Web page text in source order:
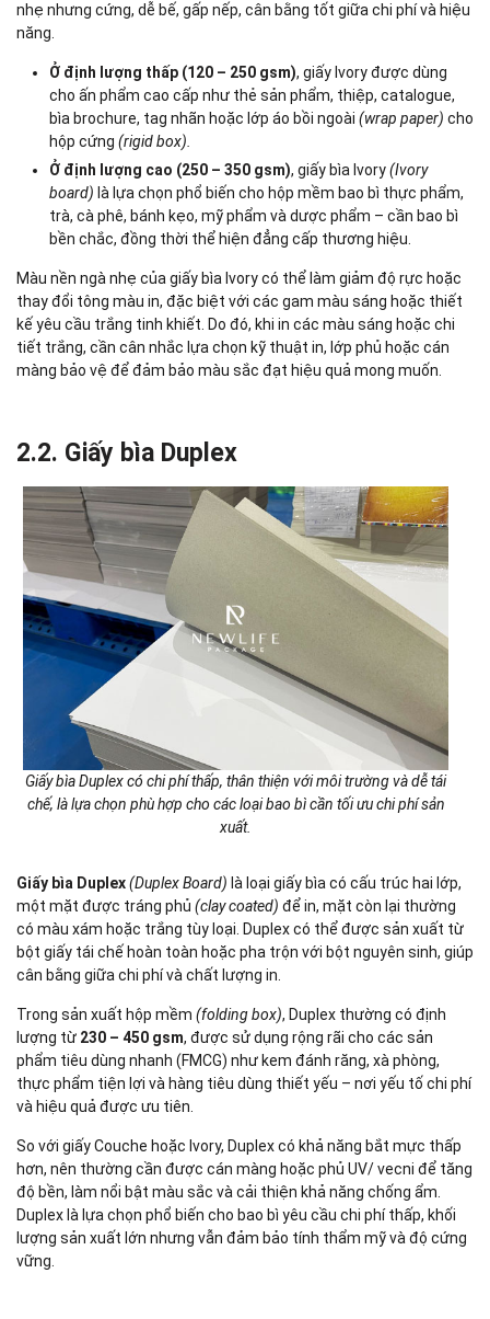
nhẹ nhưng cứng, dễ bế, gấp nếp, cân bằng tốt giữa chi phí và hiệu
năng.
Ở định lượng thấp (120 – 250 gsm), giấy Ivory được dùng
cho ấn phẩm cao cấp như thẻ sản phẩm, thiệp, catalogue,
bìa brochure, tag nhãn hoặc lớp áo bồi ngoài (wrap paper) cho
hộp cứng (rigid box).
Ở định lượng cao (250 – 350 gsm), giấy bìa Ivory(Ivory
board) là lựa chọn phổ biến cho hộp mềm bao bì thực phẩm,
trà, cà phê, bánh kẹo, mỹ phẩm và dược phẩm – cần bao bì
bền chắc, đồng thời thể hiện đẳng cấp thương hiệu.
Màu nền ngà nhẹ của giấy bìa Ivory có thể làm giảm độ rực hoặc
thay đổi tông màu in, đặc biệt với các gam màu sáng hoặc thiết
kế yêu cầu trắng tinh khiết. Do đó, khi in các màu sáng hoặc chi
tiết trắng, cần cân nhắc lựa chọn kỹ thuật in, lớp phủ hoặc cán
màng bảo vệ để đảm bảo màu sắc đạt hiệu quả mong muốn.
2.2. Giấy bìa Duplex
Giấy bìa Duplex có chi phí thấp, thân thiện với môi trường và dễ tái
chế, là lựa chọn phù hợp cho các loại bao bì cần tối ưu chi phí sản
xuất.
Giấy bìa Duplex(Duplex Board) là loại giấy bìa có cấu trúc hai lớp,
một mặt được tráng phủ (clay coated) để in, mặt còn lại thường
có màu xám hoặc trắng tùy loại. Duplex có thể được sản xuất từ
bột giấy tái chế hoàn toàn hoặc pha trộn với bột nguyên sinh, giúp
cân bằng giữa chi phí và chất lượng in.
Trong sản xuất hộp mềm (folding box), Duplex thường có định
lượng từ 230 – 450 gsm, được sử dụng rộng rãi cho các sản
phẩm tiêu dùng nhanh (FMCG) như kem đánh răng, xà phòng,
thực phẩm tiện lợi và hàng tiêu dùng thiết yếu – nơi yếu tố chi phí
và hiệu quả được ưu tiên.
So với giấy Couche hoặc Ivory, Duplex có khả năng bắt mực thấp
hơn, nên thường cần được cán màng hoặc phủ UV/ vecni để tăng
độ bền, làm nổi bật màu sắc và cải thiện khả năng chống ẩm.
Duplex là lựa chọn phổ biến cho bao bì yêu cầu chi phí thấp, khối
lượng sản xuất lớn nhưng vẫn đảm bảo tính thẩm mỹ và độ cứng
vững.